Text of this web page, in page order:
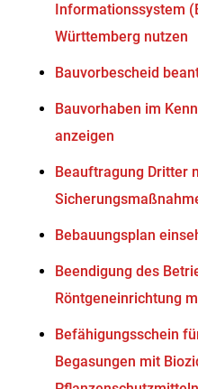
Informationssystem
Württemberg nutzen
Bauvorbescheid
Bauvorhaben im
anzeigen
Beauftragung Dritter
Bebauungsplan
Beendigung des
Röntgeneinrichtung
Befähigungsschein
Begasungen mit